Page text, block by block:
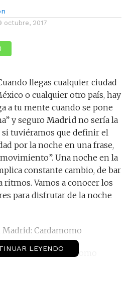
octubre, 2017
llegas cualquier ciudad
o cualquier otro país, hay
a tu mente cuando se pone
y seguro Madrid no sería la
si tuviéramos que definir el
por la noche en una frase,
Una noche en la
constante cambio, de bar
ritmos. Vamos a conocer los
para disfrutar de la noche
en Madrid: Cardamomo
LEYENDO